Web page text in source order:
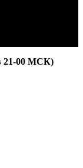
21-00 МСК)